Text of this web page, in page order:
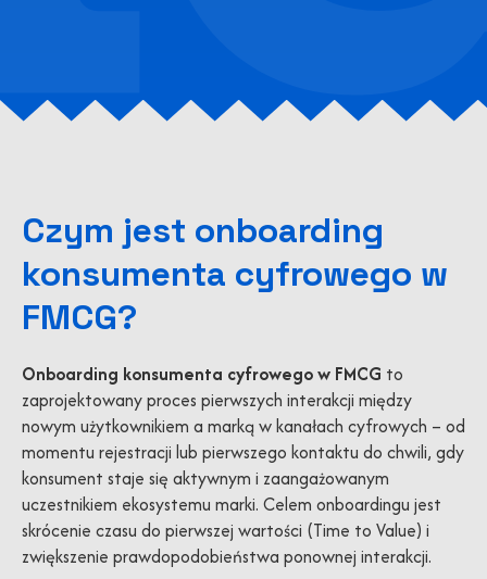
Czym jest onboarding
konsumenta cyfrowego w
FMCG?
Onboarding konsumenta cyfrowego w FMCG to
zaprojektowany proces pierwszych interakcji między
nowym użytkownikiem a marką w kanałach cyfrowych – od
momentu rejestracji lub pierwszego kontaktu do chwili, gdy
konsument staje się aktywnym i zaangażowanym
uczestnikiem ekosystemu marki. Celem onboardingu jest
skrócenie czasu do pierwszej wartości (Time to Value) i
zwiększenie prawdopodobieństwa ponownej interakcji.